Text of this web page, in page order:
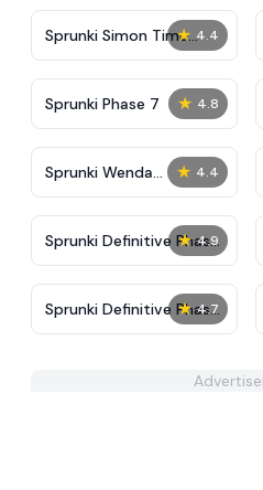
★ 4.4
Sprunki Simon Time
Phase 2
★ 4.8
Sprunki Phase 7
★ 4.4
Sprunki Wenda
Treatment Phase 40
★ 4.9
Sprunki Definitive Phase
9 Revenge
★ 4.7
Sprunki Definitive Phase
5